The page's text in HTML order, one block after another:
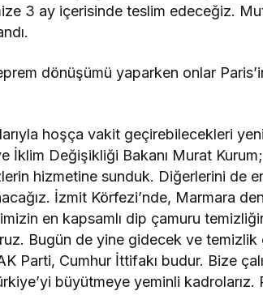
3 ay içerisinde teslim edeceğiz.
dönüşümü yaparken onlar
hoşça vakit geçirebilecekleri
İklim Değişikliği Bakanı Murat
hizmetine sunduk. Diğerlerini de
İzmit Körfezi’nde, Marmara
en kapsamlı dip çamuru
Bugün de yine gidecek ve temizlik
Parti, Cumhur İttifakı budur. Bize
büyütmeye yeminli